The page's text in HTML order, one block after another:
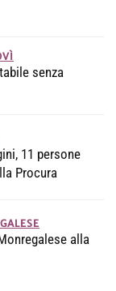
senza
11 persone
Procura
alla